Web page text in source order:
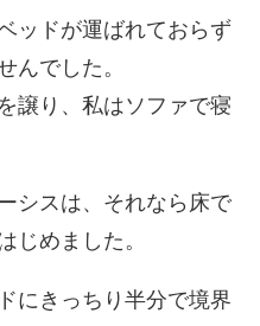
ッドが運ばれておらず
んでした。
譲り、私はソファで寝
シスは、それなら床で
じめました。
にきっちり半分で境界